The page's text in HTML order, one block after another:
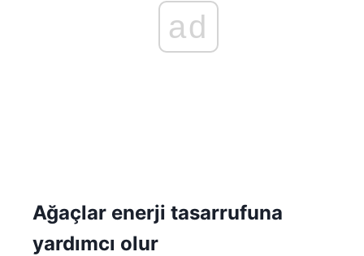
ad
Ağaçlar enerji tasarrufuna
yardımcı olur